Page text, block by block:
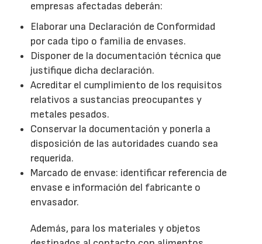
empresas afectadas deberán:
Elaborar una Declaración de Conformidad
por cada tipo o familia de envases.
Disponer de la documentación técnica que
justifique dicha declaración.
Acreditar el cumplimiento de los requisitos
relativos a sustancias preocupantes y
metales pesados.
Conservar la documentación y ponerla a
disposición de las autoridades cuando sea
requerida.
Marcado de envase: identificar referencia de
envase e información del fabricante o
envasador.
Además, para los materiales y objetos